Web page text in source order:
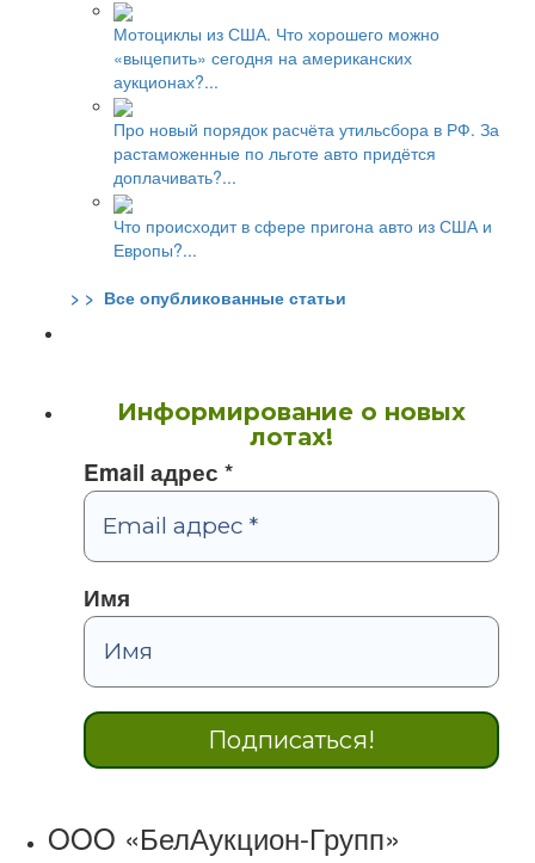
Мотоциклы из США. Что хорошего можно
«выцепить» сегодня на американских
аукционах?...
Про новый порядок расчёта утильсбора в РФ. За
растаможенные по льготе авто придётся
доплачивать?...
Что происходит в сфере пригона авто из США и
Европы?...
> > Все опубликованные статьи
Информирование о новых
лотах!
Email адрес *
Имя
OOO «БелАукцион-Групп»